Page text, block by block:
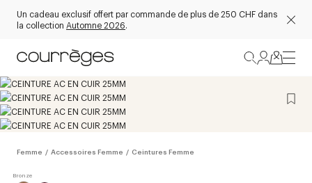
Un cadeau exclusif offert par commande de plus de 250 CHF dans
la collection Automne 2026.
Femme / Accessoires Femme / Ceintures Femme